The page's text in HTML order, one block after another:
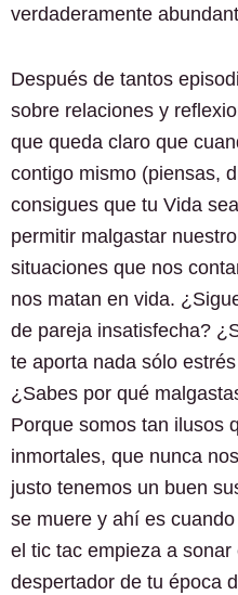
verdaderamente
Después de tantos
sobre relaciones y
que queda claro que
contigo mismo (piensas,
consigues que tu Vida
permitir malgastar
situaciones que nos
nos matan en vida.
de pareja insatisfecha?
te aporta nada sólo
¿Sabes por qué
Porque somos tan ilusos
inmortales, que nunca
justo tenemos un buen
se muere y ahí es
el tic tac empieza a sonar
despertador de tu época